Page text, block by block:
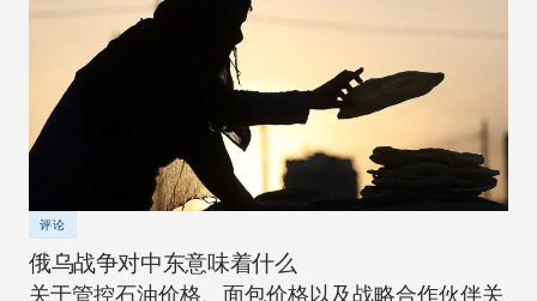
评论
俄乌战争对中东意味着什么
关于管控石油价格、面包价格以及战略合作伙伴关